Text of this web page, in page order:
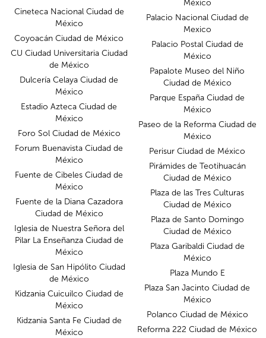
Cineteca Nacional Ciudad de
México
Coyoacán Ciudad de México
CU Ciudad Universitaria Ciudad
de México
Dulcería Celaya Ciudad de
México
Estadio Azteca Ciudad de
México
Foro Sol Ciudad de México
Forum Buenavista Ciudad de
México
Fuente de Cibeles Ciudad de
México
Fuente de la Diana Cazadora
Ciudad de México
Iglesia de Nuestra Señora del
Pilar La Enseñanza Ciudad de
México
Iglesia de San Hipólito Ciudad
de México
Kidzania Cuicuilco Ciudad de
México
Kidzania Santa Fe Ciudad de
México
México
Palacio Nacional Ciudad de
Mexico
Palacio Postal Ciudad de
México
Papalote Museo del Niño
Ciudad de México
Parque España Ciudad de
México
Paseo de la Reforma Ciudad de
México
Perisur Ciudad de México
Pirámides de Teotihuacán
Ciudad de México
Plaza de las Tres Culturas
Ciudad de México
Plaza de Santo Domingo
Ciudad de México
Plaza Garibaldi Ciudad de
México
Plaza Mundo E
Plaza San Jacinto Ciudad de
México
Polanco Ciudad de México
Reforma 222 Ciudad de México